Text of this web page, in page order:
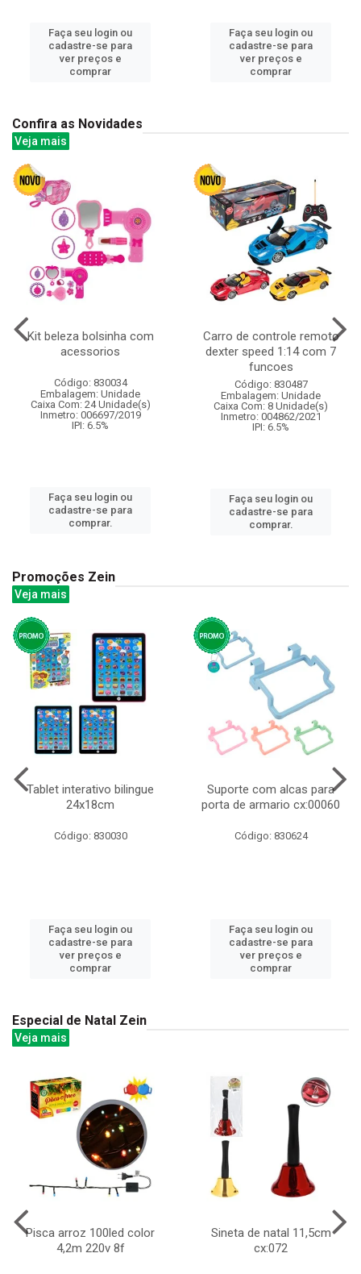
Faça seu login ou
cadastre-se para
ver preços e
comprar
Faça seu login ou
cadastre-se para
ver preços e
comprar
Confira as Novidades
Veja mais
Kit beleza bolsinha com
acessorios
Código: 830034
Embalagem: Unidade
Caixa Com: 24 Unidade(s)
Inmetro: 006697/2019
IPI: 6.5%
Faça seu login ou
cadastre-se para
comprar.
Carro de controle remoto
dexter speed 1:14 com 7
funcoes
Código: 830487
Embalagem: Unidade
Caixa Com: 8 Unidade(s)
Inmetro: 004862/2021
IPI: 6.5%
Faça seu login ou
cadastre-se para
comprar.
Promoções Zein
Veja mais
Tablet interativo bilingue
24x18cm
Código: 830030
Faça seu login ou
cadastre-se para
ver preços e
comprar
Suporte com alcas para
porta de armario cx:00060
Código: 830624
Faça seu login ou
cadastre-se para
ver preços e
comprar
Especial de Natal Zein
Veja mais
Pisca arroz 100led color
4,2m 220v 8f
Sineta de natal 11,5cm
cx:072